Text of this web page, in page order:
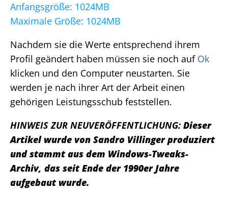
Anfangsgröße: 1024MB
Maximale Größe: 1024MB
Nachdem sie die Werte entsprechend ihrem
Profil geändert haben müssen sie noch auf Ok
klicken und den Computer neustarten. Sie
werden je nach ihrer Art der Arbeit einen
gehörigen Leistungsschub feststellen.
HINWEIS ZUR NEUVERÖFFENTLICHUNG: Dieser
Artikel wurde von Sandro Villinger produziert
und stammt aus dem Windows-Tweaks-
Archiv, das seit Ende der 1990er Jahre
aufgebaut wurde.